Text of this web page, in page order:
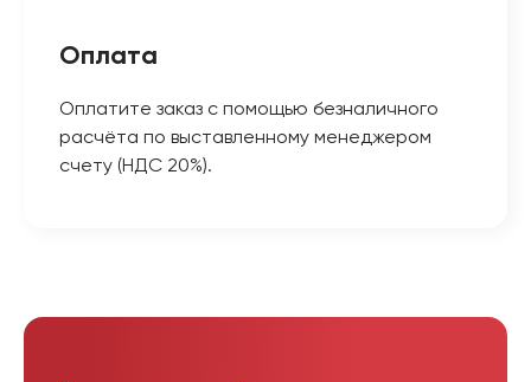
Оплата
Оплатите заказ с помощью безналичного
расчёта по выставленному менеджером
счету (НДС 20%).